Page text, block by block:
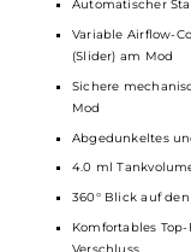
Moderner
Widerstand,
Griffig
5-Klick An/Aus